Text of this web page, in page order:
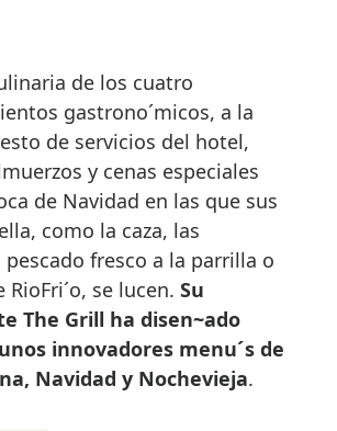
de los cuatro
gastrono´micos, a la
de servicios del hotel,
y cenas especiales
de Navidad en las que sus
como la caza, las
fresco a la parrilla o
RioFri´o, se lucen. Su
The Grill ha disen~ado
innovadores menu´s de
Navidad y Nochevieja.